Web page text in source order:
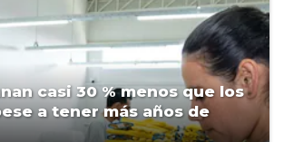
casi 30 % menos que los
a tener más años de